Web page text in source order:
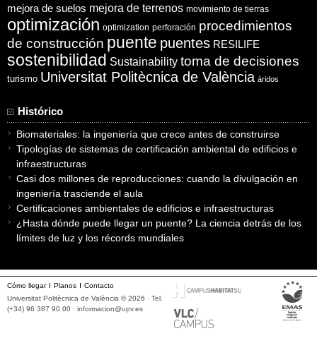
mejora de suelos mejora de terrenos movimiento de tierras
optimización optimization perforación procedimientos
de construcción puente puentes RESILIFE
sostenibilidad Sustainability toma de decisiones
turismo Universitat Politècnica de València áridos
Histórico
Biomateriales: la ingeniería que crece antes de construirse
Tipologías de sistemas de certificación ambiental de edificios e
infraestructuras
Casi dos millones de reproducciones: cuando la divulgación en
ingeniería trasciende el aula
Certificaciones ambientales de edificios e infraestructuras
¿Hasta dónde puede llegar un puente? La ciencia detrás de los
límites de luz y los récords mundiales
Cómo llegar Planos
Contacto
Universitat Politècnica de València © 2026 · Tel.
(+34) 96 387 90 00 · informacion@upv.es